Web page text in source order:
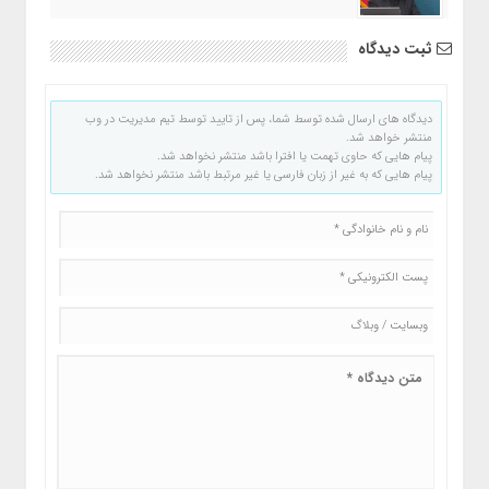
ثبت دیدگاه
دیدگاه های ارسال شده توسط شما، پس از تایید توسط تیم مدیریت در وب
منتشر خواهد شد.
پیام هایی که حاوی تهمت یا افترا باشد منتشر نخواهد شد.
پیام هایی که به غیر از زبان فارسی یا غیر مرتبط باشد منتشر نخواهد شد.